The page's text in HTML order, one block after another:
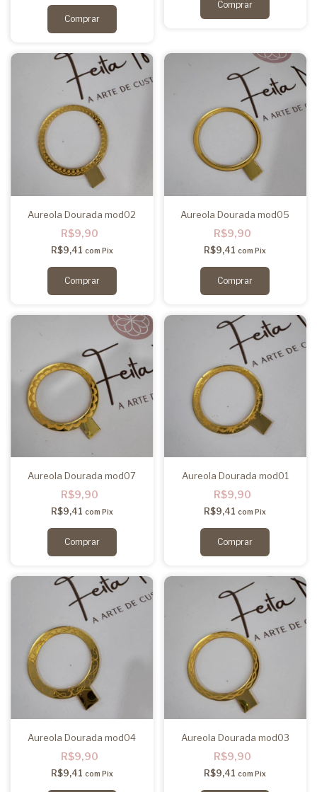
Aureola Dourada mod02
R$9,90
R$9,41 com Pix
Aureola Dourada mod05
R$9,90
R$9,41com Pix
Aureola Dourada mod07
R$9,90
R$9,41 com Pix
Aureola Dourada mod01
R$9,90
R$9,41com Pix
Aureola Dourada mod04
R$9,90
R$9,41 com Pix
Aureola Dourada mod03
R$9,90
R$9,41com Pix